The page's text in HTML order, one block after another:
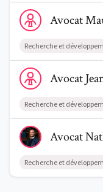
Voir le profil de
Avocat
Recherche et
Voir le profil de
Avocat
Recherche et
Voir le profil de
Avocat
Recherche et